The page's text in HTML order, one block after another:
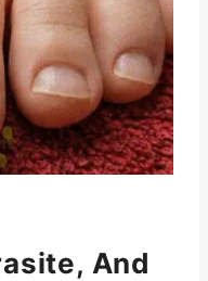
And